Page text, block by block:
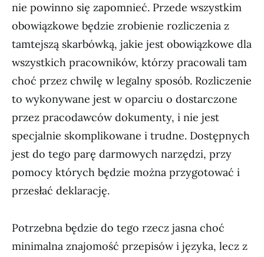
nie powinno się zapomnieć. Przede wszystkim
obowiązkowe będzie zrobienie rozliczenia z
tamtejszą skarbówką, jakie jest obowiązkowe dla
wszystkich pracowników, którzy pracowali tam
choć przez chwilę w legalny sposób. Rozliczenie
to wykonywane jest w oparciu o dostarczone
przez pracodawców dokumenty, i nie jest
specjalnie skomplikowane i trudne. Dostępnych
jest do tego parę darmowych narzędzi, przy
pomocy których będzie można przygotować i
przesłać deklarację.
Potrzebna będzie do tego rzecz jasna choć
minimalna znajomość przepisów i języka, lecz z